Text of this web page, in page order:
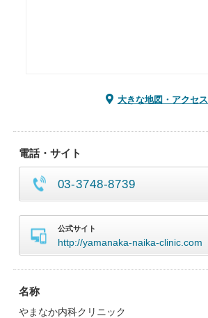
大きな地図・アクセス
電話・サイト
03-3748-8739
公式サイト
http://yamanaka-naika-clinic.com
名称
やまなか内科クリニック